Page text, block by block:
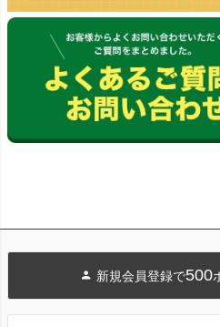
新規会員登録で500